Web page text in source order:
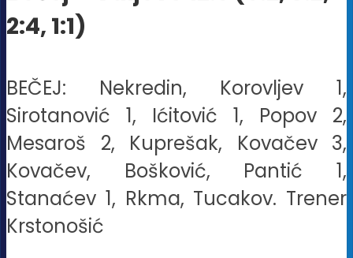
2:4, 1:1)
BEČEJ: Nekredin, Korovljev 1,
Sirotanović 1, Ićitović 1, Popov 2,
Mesaroš 2, Kuprešak, Kovačev 3,
Kovačev, Bošković, Pantić 1,
Stanaćev 1, Rkma, Tucakov. Trener
Krstonošić